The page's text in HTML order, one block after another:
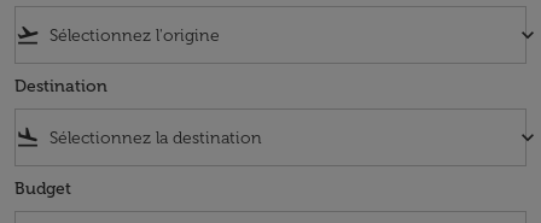
flight_takeoff keyboard_arrow_down
Destination
flight_land keyboard_arrow_down
Budget